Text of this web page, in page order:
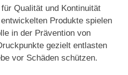
Qualität und Kontinuität
Produkte spielen
in der Prävention von
gezielt entlasten
vor Schäden schützen.